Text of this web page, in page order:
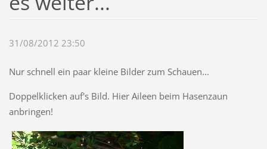
31/08/2012 23:50
Nur schnell ein paar kleine Bilder zum Schauen...
Doppelklicken auf's Bild. Hier Aileen beim Hasenzaun
anbringen!